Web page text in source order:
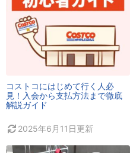
コストコにはじめて行く人必
見！入会から支払方法まで徹底
解説ガイド
2025年6月11日更新